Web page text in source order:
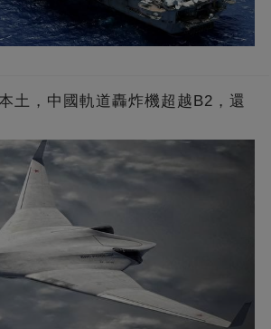
土，中國軌道轟炸機超越B2，還